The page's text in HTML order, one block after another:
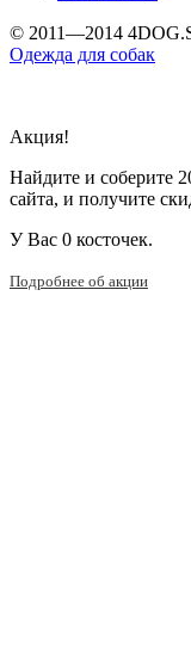
© 2011—2014
Одежда для собак
Акция!
Найдите и соберите
сайта, и получите
У Вас 0 косточек.
Подробнее об акции